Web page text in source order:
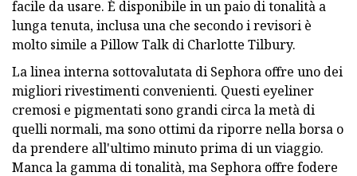
facile da usare. È disponibile in un paio di tonalità a
lunga tenuta, inclusa una che secondo i revisori è
molto simile a Pillow Talk di Charlotte Tilbury.
La linea interna sottovalutata di Sephora offre uno dei
migliori rivestimenti convenienti. Questi eyeliner
cremosi e pigmentati sono grandi circa la metà di
quelli normali, ma sono ottimi da riporre nella borsa o
da prendere all'ultimo minuto prima di un viaggio.
Manca la gamma di tonalità, ma Sephora offre fodere